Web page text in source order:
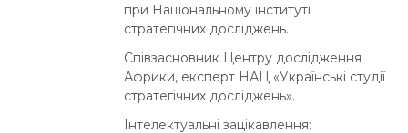
при Національному інституті
стратегічних досліджень.
Співзасновник Центру дослідження
Африки, експерт НАЦ «Українські студії
стратегічних досліджень».
Інтелектуальні зацікавлення: